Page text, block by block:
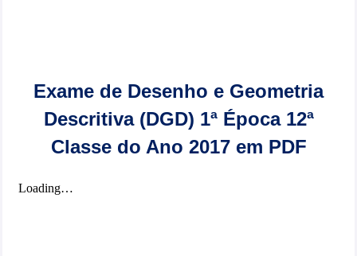
Exame de Desenho e Geometria
Descritiva (DGD) 1ª Época 12ª
Classe do Ano 2017 em PDF